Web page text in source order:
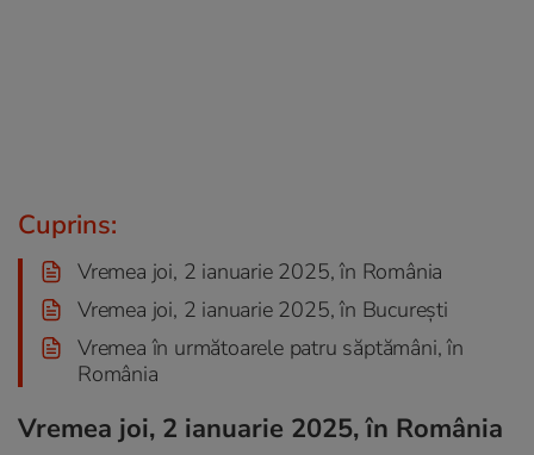
Cuprins:
Vremea joi, 2 ianuarie 2025, în România
Vremea joi, 2 ianuarie 2025, în București
Vremea în următoarele patru săptămâni, în
România
Vremea joi, 2 ianuarie 2025, în România